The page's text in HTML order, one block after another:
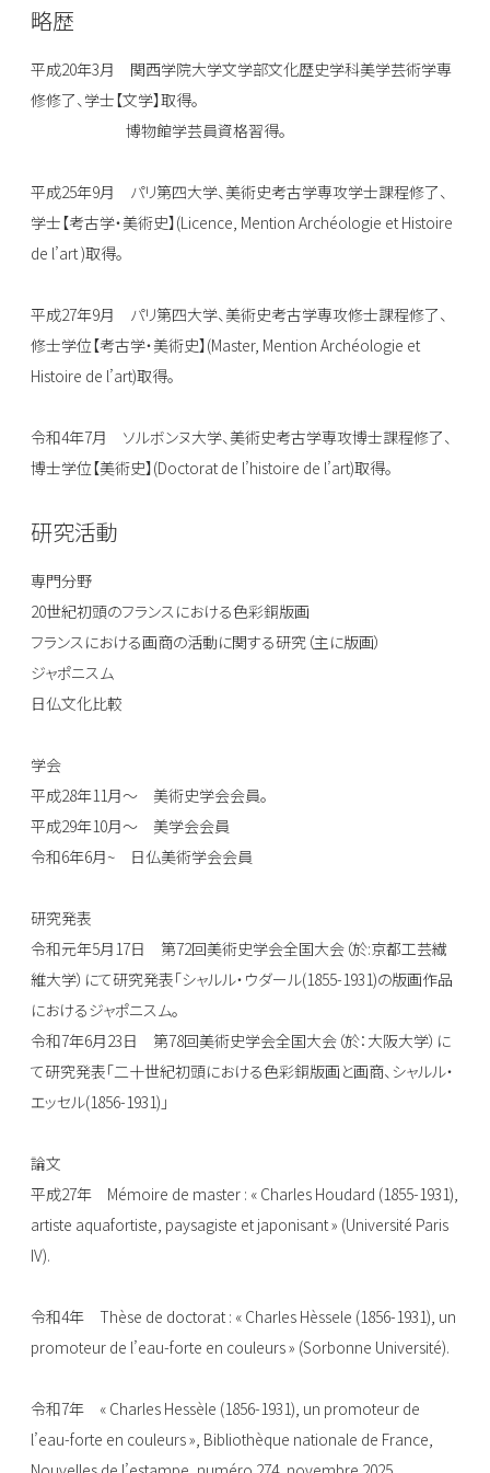
略歴
平成20年3月 関西学院大学文学部文化歴史学科美学芸術学専
修修了、学士【文学】取得。
博物館学芸員資格習得。
平成25年9月 パリ第四大学、美術史考古学専攻学士課程修了、
学士【考古学・美術史】(Licence, Mention Archéologie et Histoire
de l’art )取得。
平成27年9月 パリ第四大学、美術史考古学専攻修士課程修了、
修士学位【考古学・美術史】(Master, Mention Archéologie et
Histoire de l’art)取得。
令和4年7月 ソルボンヌ大学、美術史考古学専攻博士課程修了、
博士学位【美術史】(Doctorat de l’histoire de l’art)取得。
研究活動
専門分野
20世紀初頭のフランスにおける色彩銅版画
フランスにおける画商の活動に関する研究（主に版画）
ジャポニスム
日仏文化比較
学会
平成28年11月〜 美術史学会会員。
平成29年10月〜 美学会会員
令和6年6月~ 日仏美術学会会員
研究発表
令和元年5月17日 第72回美術史学会全国大会（於:京都工芸繊
維大学）にて研究発表「シャルル・ウダール(1855-1931)の版画作品
におけるジャポニスム。
令和7年6月23日 第78回美術史学会全国大会（於：大阪大学）に
て研究発表「二十世紀初頭における色彩銅版画と画商、シャルル・
エッセル(1856-1931)」
論文
平成27年 Mémoire de master : « Charles Houdard (1855-1931),
artiste aquafortiste, paysagiste et japonisant » (Université Paris
IV).
令和4年 Thèse de doctorat : « Charles Hèssele (1856-1931), un
promoteur de l’eau-forte en couleurs » (Sorbonne Université).
令和7年 « Charles Hessèle (1856-1931), un promoteur de
l’eau-forte en couleurs », Bibliothèque nationale de France,